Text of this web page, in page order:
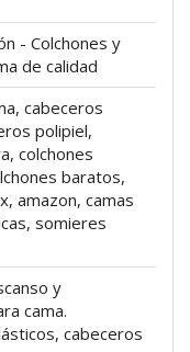
- Colchones y
de calidad
cabeceros
polipiel,
colchones
baratos,
amazon, camas
somieres
y
cama.
cabeceros